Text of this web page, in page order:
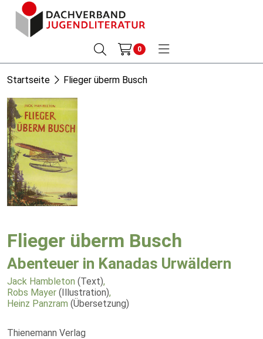
0
Startseite Flieger überm Busch
Flieger überm Busch
Abenteuer in Kanadas Urwäldern
Jack Hambleton (Text),
Robs Mayer (Illustration),
Heinz Panzram (Übersetzung)
Thienemann Verlag